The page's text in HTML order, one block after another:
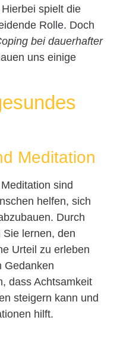
spielt die
Rolle. Doch
bei dauerhafter
uns einige
Meditation
sind
helfen, sich
Durch
lernen, den
Urteil zu erleben
Gedanken
dass Achtsamkeit
steigern kann und
hilft.